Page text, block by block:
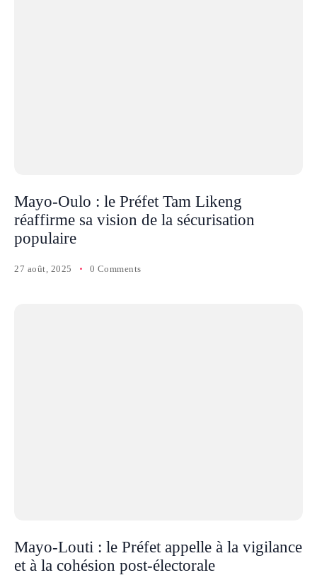
Mayo-Oulo : le Préfet Tam Likeng
réaffirme sa vision de la sécurisation
populaire
27 août, 2025 0 Comments
Mayo-Louti : le Préfet appelle à la vigilance
et à la cohésion post-électorale